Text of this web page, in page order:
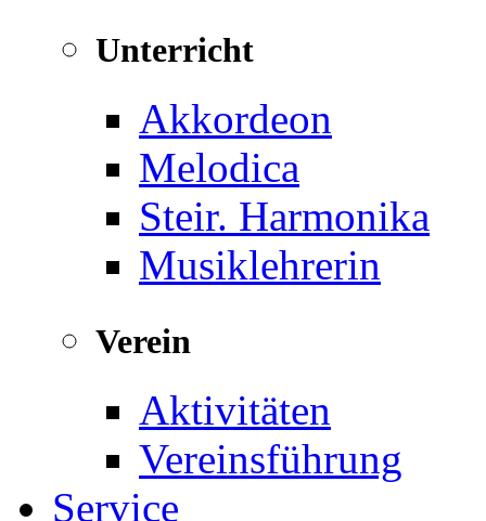
Unterricht
Akkordeon
Melodica
Steir. Harmonika
Musiklehrerin
Verein
Aktivitäten
Vereinsführung
Service